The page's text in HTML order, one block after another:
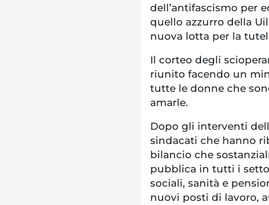
dell’antifascismo per
quello azzurro della
nuova lotta per la
Il corteo degli
riunito facendo un
tutte le donne che
amarle.
Dopo gli interventi
sindacati che hanno
bilancio che
pubblica in tutti i
sociali, sanità e
nuovi posti di lavoro,